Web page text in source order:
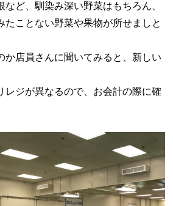
など、馴染み深い野菜はもちろん、
たことない野菜や果物が所せましと
か店員さんに聞いてみると、新しい
レジが異なるので、お会計の際に確